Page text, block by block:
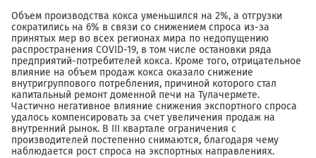
Объем производства кокса уменьшился на 2%, а отгрузки
сократились на 6% в связи со снижением спроса из-за
принятых мер во всех регионах мира по недопущению
распространения COVID-19, в том числе остановки ряда
предприятий-потребителей кокса. Кроме того, отрицательное
влияние на объем продаж кокса оказало снижение
внутригруппового потребления, причиной которого стал
капитальный ремонт доменной печи на Тулачермете.
Частично негативное влияние снижения экспортного спроса
удалось компенсировать за счет увеличения продаж на
внутренний рынок. В III квартале ограничения с
производителей постепенно снимаются, благодаря чему
наблюдается рост спроса на экспортных направлениях.